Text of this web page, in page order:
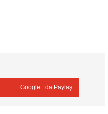
Google+ da Paylaş